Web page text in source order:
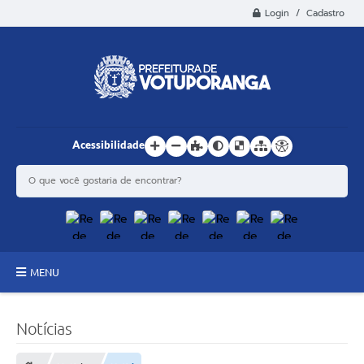
Login / Cadastro
Acessibilidade
MENU
Notícias